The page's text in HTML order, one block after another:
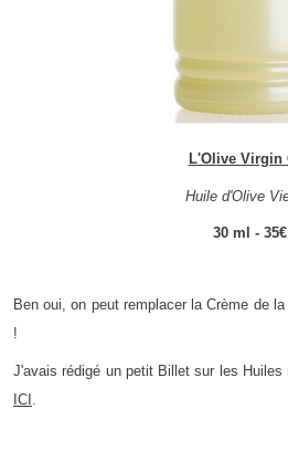
L'Olive Virgin
Huile d'Olive
30 ml - 35€
Ben oui, on peut remplacer la Crème de
!
J'avais rédigé un petit Billet sur les Huiles
ICI